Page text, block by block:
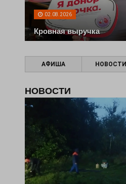
02.08.2026
Кровная выручка
АФИША НОВОСТИ
НОВОСТИ